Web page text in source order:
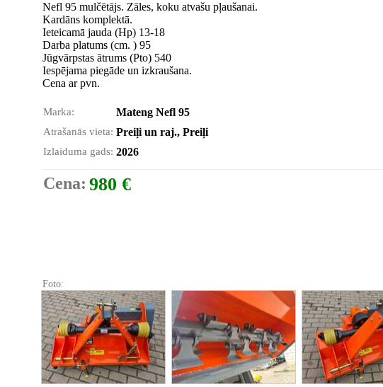
Nefl 95 mulčētājs. Zāles, koku atvašu pļaušanai.
Kardāns komplektā.
Ieteicamā jauda (Hp) 13-18
Darba platums (cm. ) 95
Jūgvārpstas ātrums (Pto) 540
Iespējama piegāde un izkraušana.
Cena ar pvn.
Marka: Mateng Nefl 95
Atrašanās vieta: Preiļi un raj., Preiļi
Izlaiduma gads: 2026
Cena: 980 €
Foto: